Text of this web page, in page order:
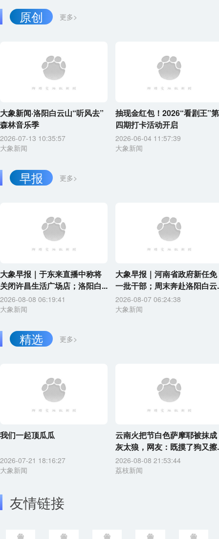
更多>
原创
大象新闻·洛阳白云山“听风去”
森林音乐季
2026-07-13 10:35:57
大象新闻
抽现金红包！2026“看剧王”第
四期打卡活动开启
2026-06-04 11:57:39
大象新闻
更多>
早报
大象早报｜于东来直播中称将
关闭许昌生活广场店；洛阳白...
2026-08-08 06:19:41
大象新闻
大象早报｜河南省政府新任免
一批干部；周末奔赴洛阳白云
2026-08-07 06:24:38
大象新闻
更多>
精选
我们一起顶瓜瓜
2026-07-21 18:16:27
大象新闻
云南火把节白色萨摩耶被抹成
灰太狼，网友：既摸了狗又擦
2026-08-08 21:53:44
荔枝新闻
友情链接